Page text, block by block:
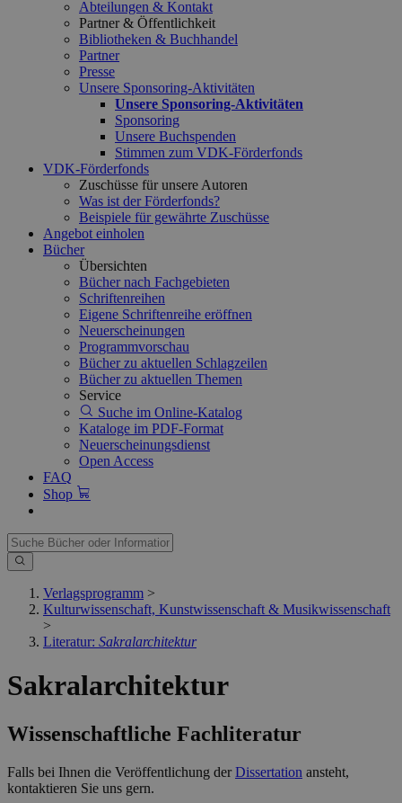
Abteilungen & Kontakt
Partner & Öffentlichkeit
Bibliotheken & Buchhandel
Partner
Presse
Unsere Sponsoring-Aktivitäten
Unsere Sponsoring-Aktivitäten
Sponsoring
Unsere Buchspenden
Stimmen zum VDK-Förderfonds
VDK-Förderfonds
Zuschüsse für unsere Autoren
Was ist der Förderfonds?
Beispiele für gewährte Zuschüsse
Angebot einholen
Bücher
Übersichten
Bücher nach Fachgebieten
Schriftenreihen
Eigene Schriftenreihe eröffnen
Neuerscheinungen
Programmvorschau
Bücher zu aktuellen Schlagzeilen
Bücher zu aktuellen Themen
Service
Suche im Online-Katalog
Kataloge im PDF-Format
Neuerscheinungsdienst
Open Access
FAQ
Shop
Verlagsprogramm >
Kulturwissenschaft, Kunstwissenschaft & Musikwissenschaft
>
Literatur: Sakralarchitektur
Sakralarchitektur
Wissenschaftliche Fachliteratur
Falls bei Ihnen die Veröffentlichung derDissertation ansteht,
kontaktieren Sie uns gern.